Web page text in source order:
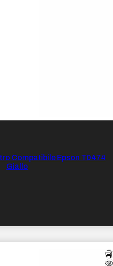
Compatibile Epson T0474
Giallo